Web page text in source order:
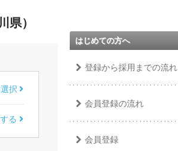
県）
択
る
はじめての方へ
登録から採用までの流れ
会員登録の流れ
会員登録